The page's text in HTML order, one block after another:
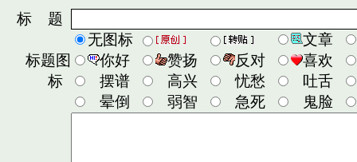
标 题
标题图
标
无图标
文章
你好
赞扬 反对
喜欢
摆谱
高兴 忧愁
吐舌
晕倒
弱智 急死 鬼脸